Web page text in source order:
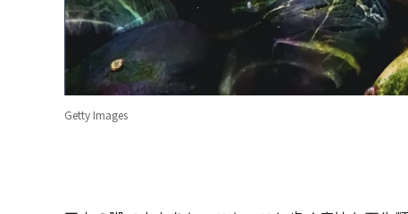
Getty Images